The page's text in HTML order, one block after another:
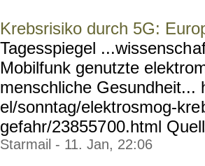
Krebsrisiko durch 5G:
Tagesspiegel ...wissensch
Mobilfunk genutzte
menschliche Gesundheit...
el/sonntag/elektrosmog-kre
gefahr/23855700.html
Starmail - 11. Jan, 22:06